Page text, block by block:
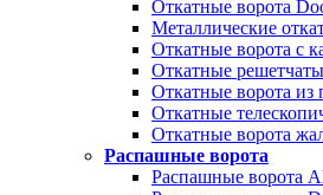
Откатные ворота
Металлические
Откатные ворота с
Откатные
Откатные ворота из
Откатные
Откатные ворота
Распашные ворота
Распашные ворота